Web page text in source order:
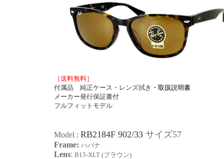
［送料無料］
付属品 純正ケース・レンズ拭き ・取扱説明書
メーカー発行保証書付
フルフィットモデル
Model : RB2184F 902/33 サイズ57
Frame: ハバナ
Lens: B15-XLT (ブラウン)